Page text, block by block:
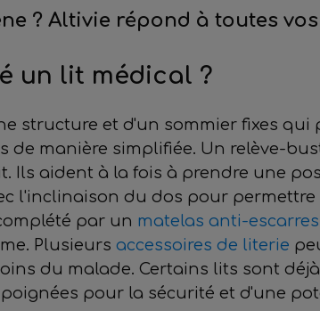
? Altivie répond à toutes
un lit médical ?
structure et d'un sommier fixes
de manière simplifiée. Un relève-
Ils aident à la fois à prendre une
l'inclinaison du dos pour
par un matelas anti-escarres
Plusieurs accessoires de literie
du malade. Certains lits sont
pour la sécurité et d'une